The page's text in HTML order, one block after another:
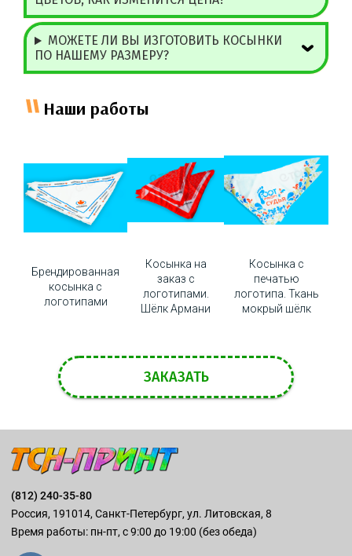
МОЖЕТЕ ЛИ ВЫ ИЗГОТОВИТЬ КОСЫНКИ
ПО НАШЕМУ РАЗМЕРУ?
Наши работы
Брендированная
косынка с
логотипами
Косынка на
заказ с
логотипами.
Шёлк Армани
Косынка с
печатью
логотипа. Ткань
мокрый шёлк
ЗАКАЗАТЬ
(812) 240-35-80
Россия, 191014, Санкт-Петербург, ул. Литовская, 8
Время работы: пн-пт, с 9:00 до 19:00 (без обеда)